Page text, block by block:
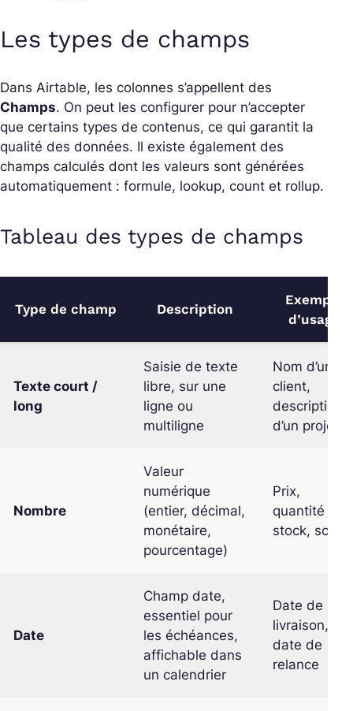
Les types de champs
Dans Airtable, les colonnes s’appellent des
Champs. On peut les configurer pour n’accepter
que certains types de contenus, ce qui garantit la
qualité des données. Il existe également des
champs calculés dont les valeurs sont générées
automatiquement : formule, lookup, count et rollup.
Tableau des types de champs
Type de champ Description
Exemple
d’usage
Texte court /
long
Saisie de texte
libre, sur une
ligne ou
multiligne
Nom d’un
client,
description
d’un projet
Nombre
Valeur
numérique
(entier, décimal,
monétaire,
pourcentage)
Prix,
quantité en
stock, score
Date
Champ date,
essentiel pour
les échéances,
affichable dans
un calendrier
Date de
livraison,
date de
relance